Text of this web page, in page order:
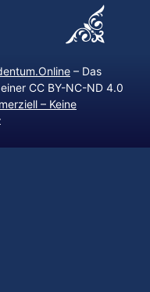
– Das
CC BY-NC-ND 4.0
– Keine